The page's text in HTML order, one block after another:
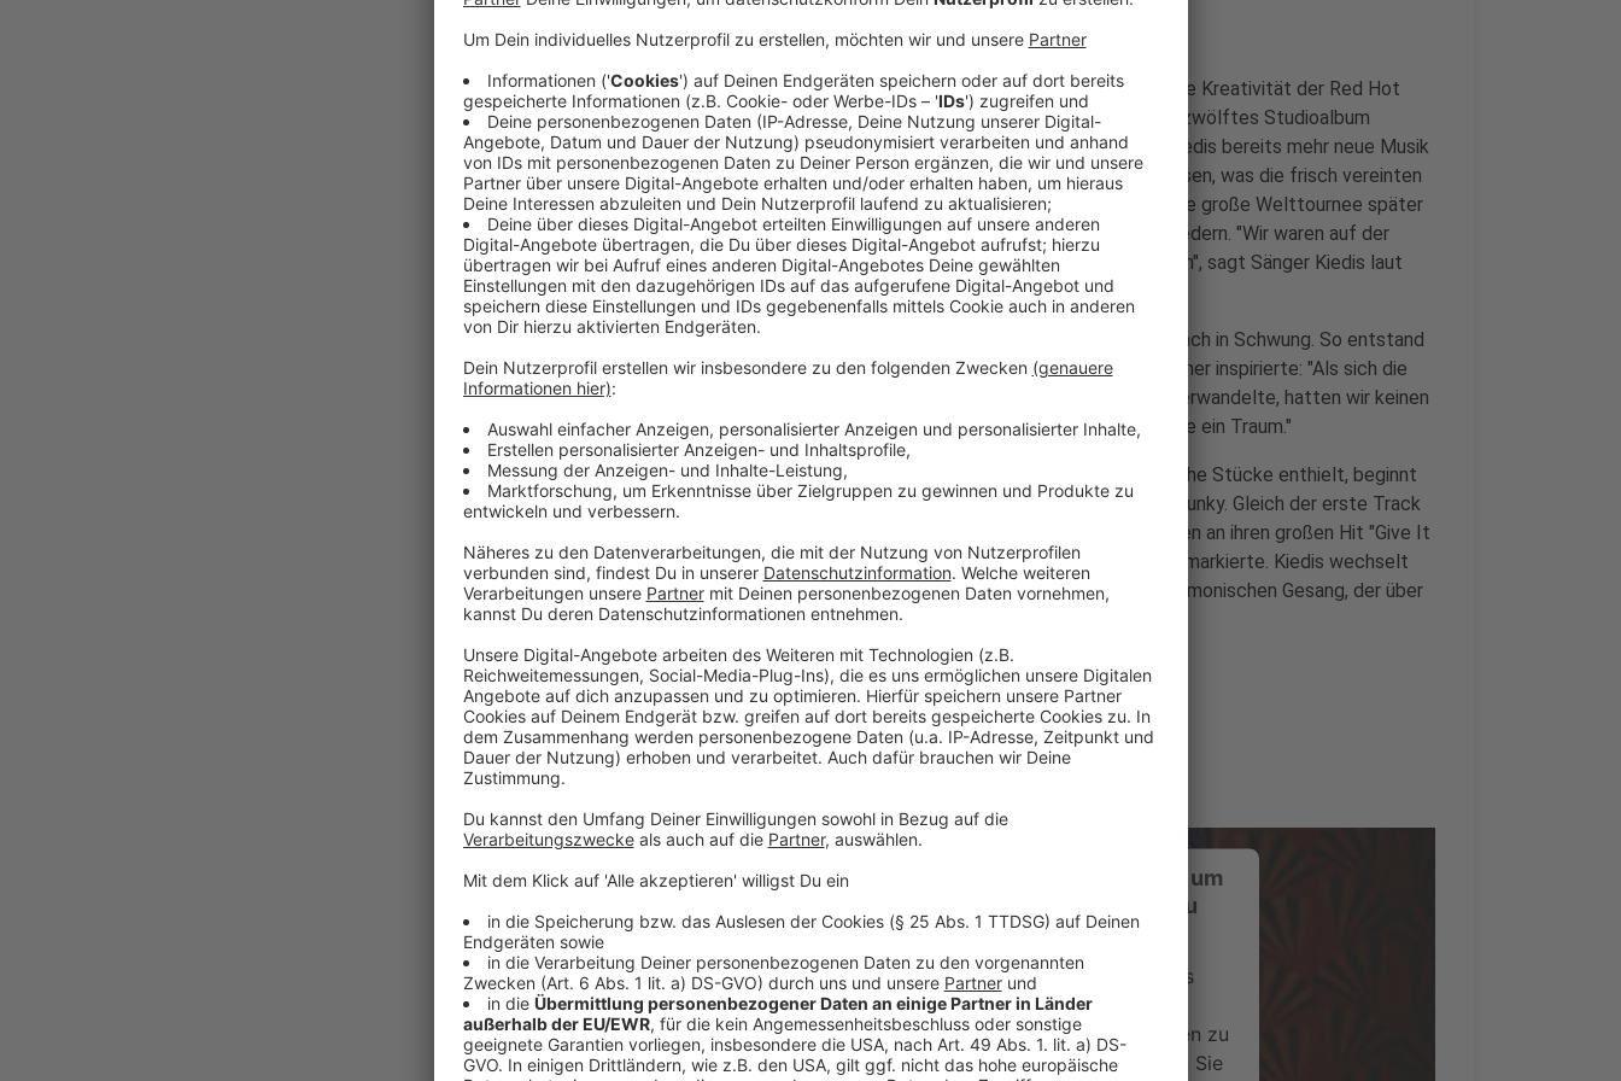
(dpa) - Der Wiedereinstieg ihres Gitarristen John Frusciante hat die Kreativität der Red Hot
Chili Peppers befeuert. Als die Band aus Los Angeles im März ihr zwölftes Studioalbum
"Unlimited Love" veröffentlichte, kündigte Frontmann Anthony Kiedis bereits mehr neue Musik
"in näherer Zukunft" an. Denn die 17 Tracks waren nur ein Teil dessen, was die frisch vereinten
Chili Peppers aufgenommen hatten. Ein gutes halbes Jahr und eine große Welttournee später
erscheint nun "Return Of The Dream Canteen" mit weiteren 17 Liedern. "Wir waren auf der
Suche nach uns selbst als die Band, die wir eigentlich immer waren", sagt Sänger Kiedis laut
Promo-Text zum Album.
Beim Spielen alter Songs kamen die Red Hot Chili Peppers demnach in Schwung. So entstand
neue Musik, was den 59-Jährigen zu einer ungewöhnlichen Metapher inspirierte: "Als sich die
Zeit in einen elastischen Bund wie bei übergroßer Unterwäsche verwandelte, hatten wir keinen
Grund mehr, mit dem Schreiben und Rocken aufzuhören. Es war wie ein Traum."
Während "Unlimited Love" viele melancholische und atmosphärische Stücke enthielt, beginnt
der neue Longplayer zunächst etwas rockiger und nicht weniger funky. Gleich der erste Track
klingt unverkennbar nach den Chili Peppers und weckt Erinnerungen an ihren großen Hit "Give It
Away", der 1991 den kommerziellen Durchbruch für das Quartett markierte. Kiedis wechselt
auf "Tippa My Tongue" zwischen Sprechpassagen und seinem harmonischen Gesang, der über
die Jahre einige der erfolgreichsten Songs dieser Band prägte.
Anzeige
Anzeige
Wir benötigen Ihre Zustimmung, um
den YouTube Video-Service zu
laden!
Wir verwenden einen Service eines
Drittanbieters, um Videoinhalte
einzubetten. Dieser Service kann Daten zu
Ihren Aktivitäten sammeln. Bitte lesen Sie